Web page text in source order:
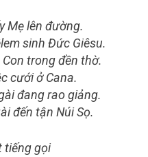
Mẹ lên đường.
sinh Đức Giêsu.
trong đền thờ.
cưới ở Cana.
đang rao giảng.
đến tận Núi Sọ.
tiếng gọi